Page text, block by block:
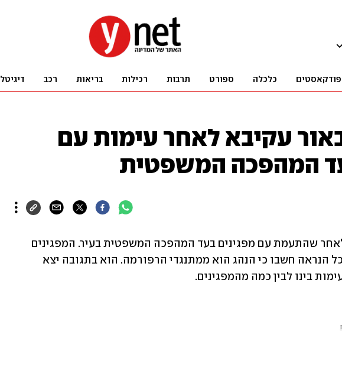
פודקאסטים כלכלה ספורט תרבות רכילות בריאות רכב דיגיטל
עקיבא לאחר עימות עם
המהפכה המשפטית
בינו לבין כמה מהמפגינים.